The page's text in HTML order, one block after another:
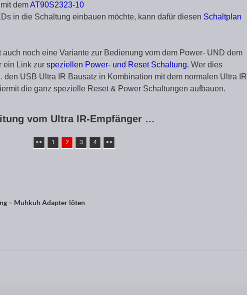
demAT90S2323-10
in die Schaltung einbauen möchte, kann dafür diesen Schaltplan
noch eine Variante zur Bedienung vom dem Power- UND dem
ein Link zur speziellen Power- und Reset Schaltung. Wer dies
den USB Ultra IR Bausatz in Kombination mit dem normalen Ultra IR
die ganz spezielle Reset & Power Schaltungen aufbauen.
vom Ultra IR-Empfänger …
<< 1 2 3 4 >>
– Muhkuh Adapter löten